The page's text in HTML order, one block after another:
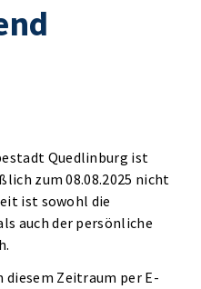
Quedlinburg ist
zum 08.08.2025 nicht
ist sowohl die
auch der persönliche
Zeitraum per E-